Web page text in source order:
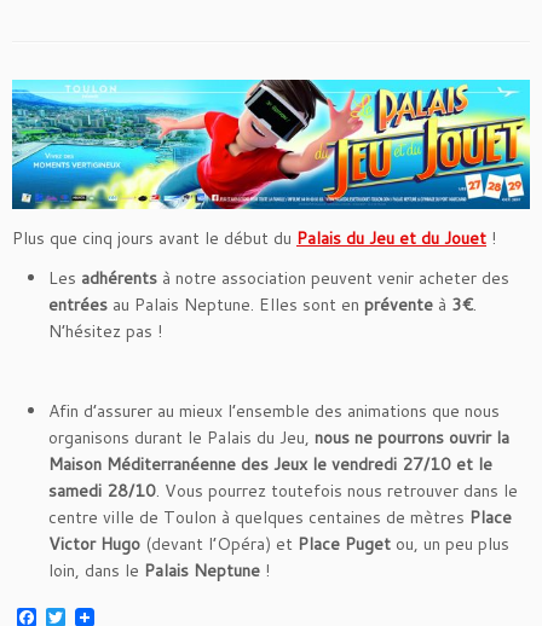
Plus que cinq jours avant le début du Palais du Jeu et du Jouet !
Les adhérents à notre association peuvent venir acheter des
entrées au Palais Neptune. Elles sont en prévente à 3€.
N’hésitez pas !
Afin d’assurer au mieux l’ensemble des animations que nous
organisons durant le Palais du Jeu, nous ne pourrons ouvrir la
Maison Méditerranéenne des Jeux le vendredi 27/10 et le
samedi 28/10. Vous pourrez toutefois nous retrouver dans le
centre ville de Toulon à quelques centaines de mètres Place
Victor Hugo (devant l’Opéra) et Place Puget ou, un peu plus
loin, dans le Palais Neptune !
F T